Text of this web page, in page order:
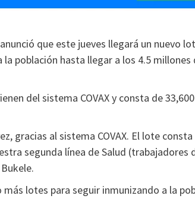
que este jueves llegará un nuevo
población hasta llegar a los 4.5
del sistema COVAX y consta de
gracias al sistema COVAX. El lote
segunda línea de Salud (trabajadores
lotes para seguir inmunizando a la